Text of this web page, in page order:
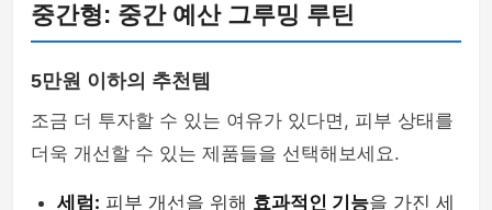
중간형: 중간 예산 그루밍 루틴
5만원 이하의 추천템
조금 더 투자할 수 있는 여유가 있다면, 피부 상태를
더욱 개선할 수 있는 제품들을 선택해보세요.
세럼: 피부 개선을 위해 효과적인 기능을 가진 세